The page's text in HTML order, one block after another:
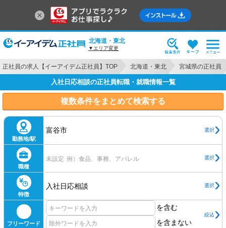
北海道・東北
▼エリア変更
正社員の求人【イーアイデム正社員】TOP 北海道・東北 宮城県の正社員
入社日応相談の正社員転職・就職情報一覧
複数条件をまとめて検索する
勤務地/駅
富谷市 選択
職種
未設定 例）食品、事務、アパレル 選択
特徴
入社日応相談 選択
フリーワード
を含む
を含まない
絞込